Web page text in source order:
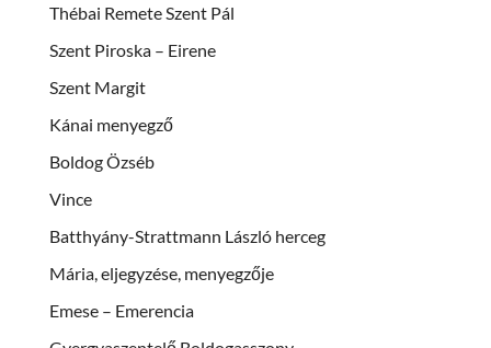
Thébai Remete Szent Pál
Szent Piroska – Eirene
Szent Margit
Kánai menyegző
Boldog Özséb
Vince
Batthyány-Strattmann László herceg
Mária, eljegyzése, menyegzője
Emese – Emerencia